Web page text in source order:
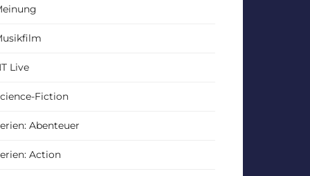
Live
Fiction
Abenteuer
Action